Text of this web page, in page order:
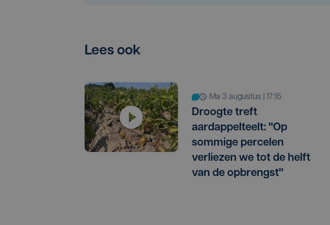
Lees ook
ma 3 augustus | 17:15
Droogte treft
aardappelteelt: "Op
sommige percelen
verliezen we tot de helft
van de opbrengst"